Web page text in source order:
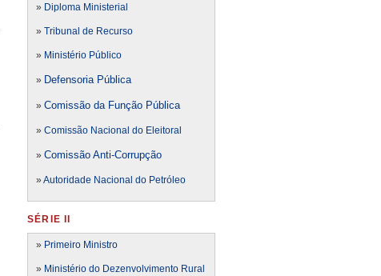
» Diploma Ministerial
» Tribunal de Recurso
» Ministério Público
» Defensoria Pública
» Comissão da Função Pública
» Comissão Nacional do Eleitoral
» Comissão Anti-Corrupção
» Autoridade Nacional do Petróleo
SÉRIE II
» Primeiro Ministro
» Ministério do Dezenvolvimento Rural